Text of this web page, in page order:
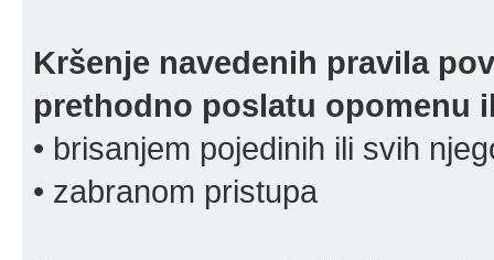
Kršenje navedenih pravila
prethodno poslatu opomenu
• brisanjem pojedinih ili svih
• zabranom pristupa